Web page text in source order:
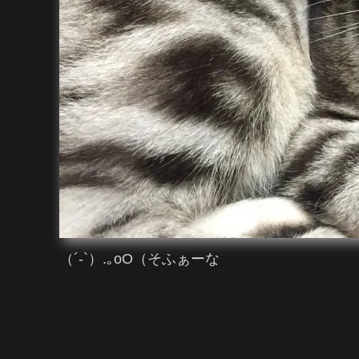
（´-`）.｡oO（そふぁーな